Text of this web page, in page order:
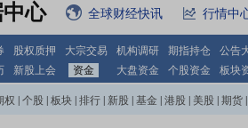
心 全球财经快讯 行情中
股权质押 大宗交易 机构调研 期指持仓
公告
新股上会 资金 大盘资金 个股资金 板块
权 个股 板块 排行 新股 基金 港股 美股 期货